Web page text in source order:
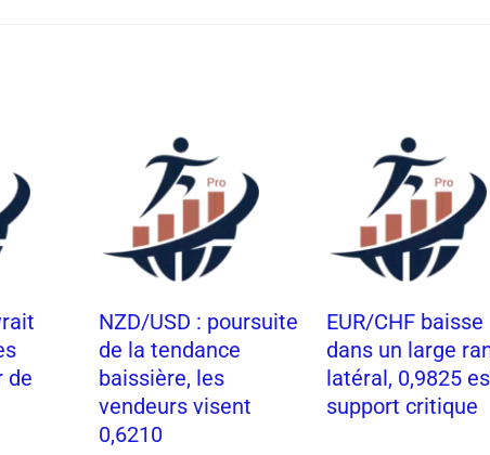
de
NZD/USD : poursuite
de la tendance
baissière, les
vendeurs visent
0,6210
EUR/CHF baisse
dans un large
latéral, 0,9825
support critique